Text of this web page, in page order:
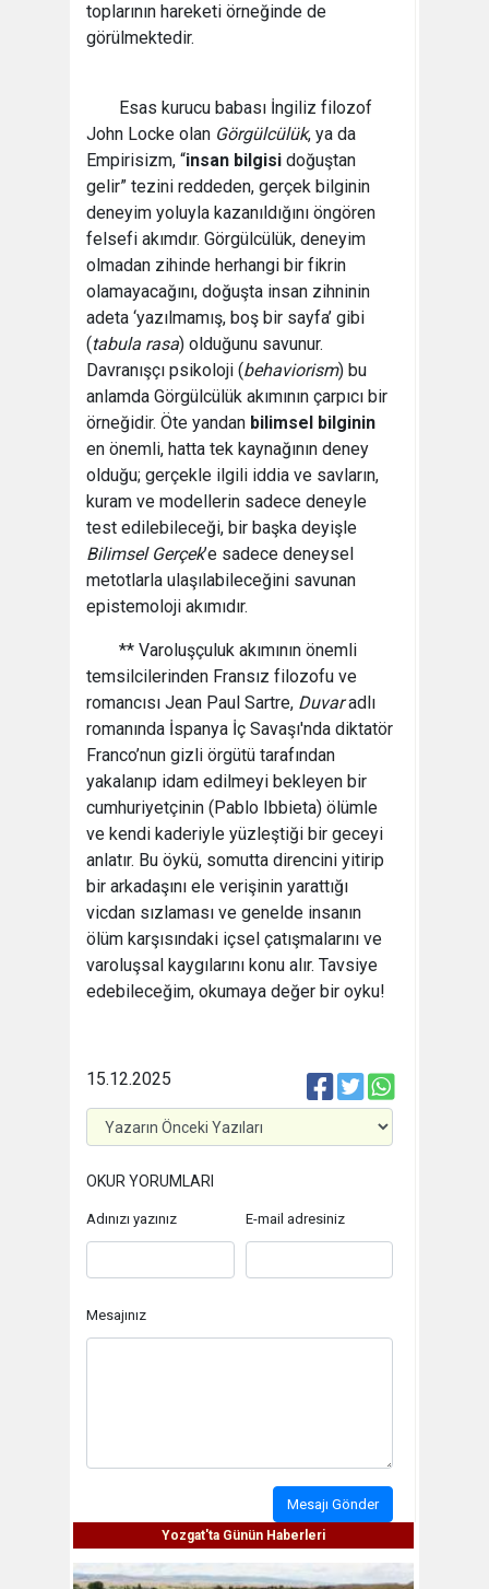
toplarının hareketi örneğinde de
görülmektedir.
Esas kurucu babası İngiliz filozof
John Locke olan Görgülcülük, ya da
Empirisizm, “insan bilgisi doğuştan
gelir” tezini reddeden, gerçek bilginin
deneyim yoluyla kazanıldığını öngören
felsefi akımdır. Görgülcülük, deneyim
olmadan zihinde herhangi bir fikrin
olamayacağını, doğuşta insan zihninin
adeta ‘yazılmamış, boş bir sayfa’ gibi
(tabula rasa) olduğunu savunur.
Davranışçı psikoloji (behaviorism) bu
anlamda Görgülcülük akımının çarpıcı bir
örneğidir. Öte yandan bilimsel bilginin
en önemli, hatta tek kaynağının deney
olduğu; gerçekle ilgili iddia ve savların,
kuram ve modellerin sadece deneyle
test edilebileceği, bir başka deyişle
Bilimsel Gerçek’e sadece deneysel
metotlarla ulaşılabileceğini savunan
epistemoloji akımıdır.
** Varoluşçuluk akımının önemli
temsilcilerinden Fransız filozofu ve
romancısı Jean Paul Sartre, Duvaradlı
romanında İspanya İç Savaşı'nda diktatör
Franco’nun gizli örgütü tarafından
yakalanıp idam edilmeyi bekleyen bir
cumhuriyetçinin (Pablo Ibbieta) ölümle
ve kendi kaderiyle yüzleştiği bir geceyi
anlatır. Bu öykü, somutta direncini yitirip
bir arkadaşını ele verişinin yarattığı
vicdan sızlaması ve genelde insanın
ölüm karşısındaki içsel çatışmalarını ve
varoluşsal kaygılarını konu alır. Tavsiye
edebileceğim, okumaya değer bir oyku!
15.12.2025
OKUR YORUMLARI
Adınızı yazınız E-mail adresiniz
Mesajınız
Mesajı Gönder
Yozgat'ta Günün Haberleri